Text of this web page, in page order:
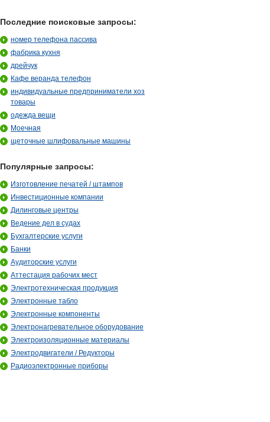
Последние поисковые запросы:
номер телефона пассива
фабрика кухня
дрейчук
Кафе веранда телефон
индивидуальные предприниматели хоз
товары
одежда вещи
Моечная
щеточные шлифовальные машины
Популярные запросы:
Изготовление печатей / штампов
Инвестиционные компании
Дилинговые центры
Ведение дел в судах
Бухгалтерские услуги
Банки
Аудиторские услуги
Аттестация рабочих мест
Электротехническая продукция
Электронные табло
Электронные компоненты
Электронагревательное оборудование
Электроизоляционные материалы
Электродвигатели / Редукторы
Радиоэлектронные приборы